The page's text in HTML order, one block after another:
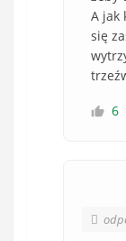
A jak
się
6